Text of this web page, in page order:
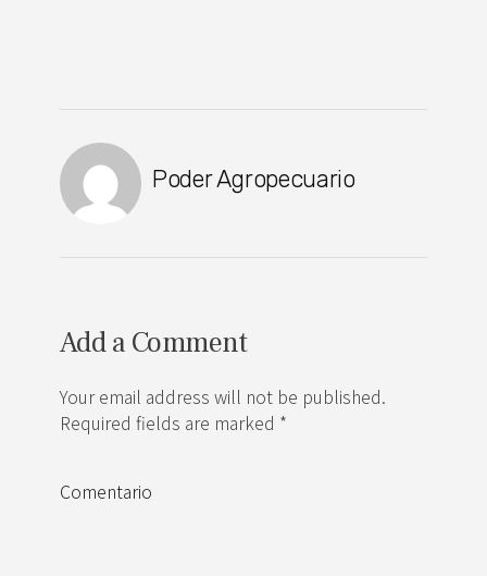
Poder Agropecuario
Add a Comment
Your email address will not be published.
Required fields are marked *
Comentario